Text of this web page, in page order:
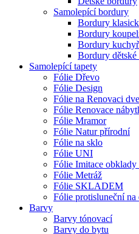
Samolepící bordury
Bordury
Bordury
Bordury
Bordury
Samolepící tapety
Fólie Dřevo
Fólie Design
Fólie na Renovaci
Fólie Renovace
Fólie Mramor
Fólie Natur přírodní
Fólie na sklo
Fólie UNI
Fólie Imitace obklady
Fólie Metráž
Fólie SKLADEM
Fólie protisluneční na
Barvy
Barvy tónovací
Barvy do bytu